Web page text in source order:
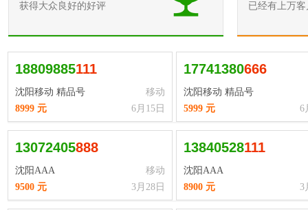
获得大众良好的好评 已经有上万
18809885111
沈阳移动 精品号
移动
6月15日
8999 元
17741380666
沈阳移动 精品号
6
5999 元
13072405888
沈阳AAA
移动
3月28日
9500 元
13840528111
沈阳AAA
3
8900 元